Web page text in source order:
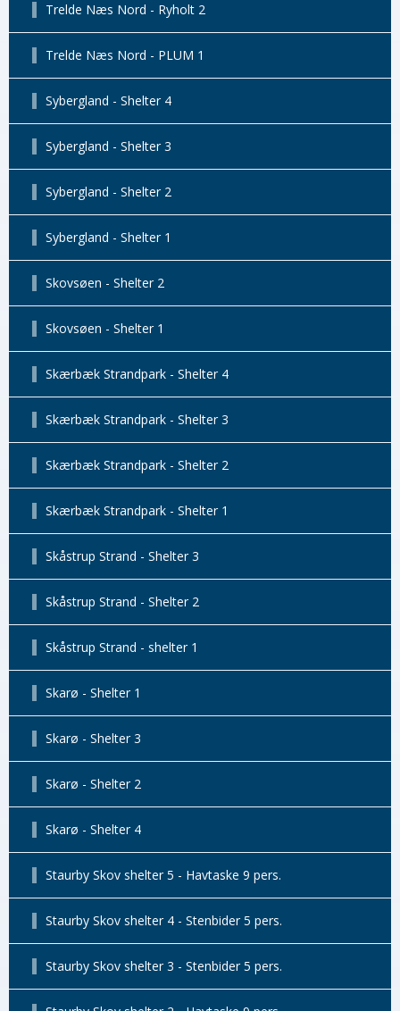
Trelde Næs Nord - Ryholt 2
Trelde Næs Nord - PLUM 1
Sybergland - Shelter 4
Sybergland - Shelter 3
Sybergland - Shelter 2
Sybergland - Shelter 1
Skovsøen - Shelter 2
Skovsøen - Shelter 1
Skærbæk Strandpark - Shelter 4
Skærbæk Strandpark - Shelter 3
Skærbæk Strandpark - Shelter 2
Skærbæk Strandpark - Shelter 1
Skåstrup Strand - Shelter 3
Skåstrup Strand - Shelter 2
Skåstrup Strand - shelter 1
Skarø - Shelter 1
Skarø - Shelter 3
Skarø - Shelter 2
Skarø - Shelter 4
Staurby Skov shelter 5 - Havtaske 9 pers.
Staurby Skov shelter 4 - Stenbider 5 pers.
Staurby Skov shelter 3 - Stenbider 5 pers.